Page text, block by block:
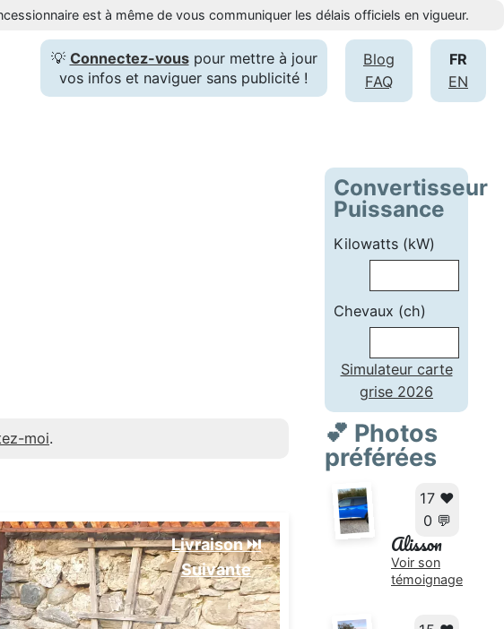
est à même de vous communiquer les délais officiels en vigueur.
FR
EN
Blog
FAQ
💡 Connectez-vouspour mettre à jour
vos infos et naviguer sans publicité !
Convertisseur
Puissance
Kilowatts (kW)
Chevaux (ch)
Simulateur carte
grise 2026
💕 Photos
préférées
17 ❤️
0 💬
Alisson
Voir son
témoignage
moi.
Livraison ⏭️
Suivante️